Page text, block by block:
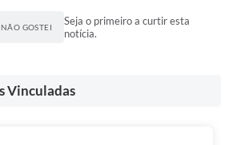
NÃO GOSTEI
Seja o primeiro a curtir esta
notícia.
Vinculadas